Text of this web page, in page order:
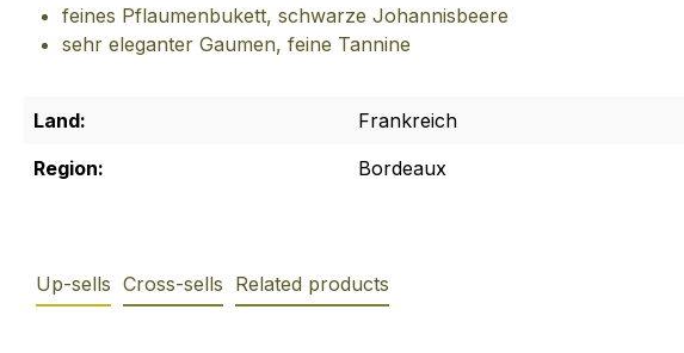
feines Pflaumenbukett, schwarze Johannisbeere
sehr eleganter Gaumen, feine Tannine
Land:
Frankreich
Region:
Bordeaux
Up-sells Cross-sells Related products